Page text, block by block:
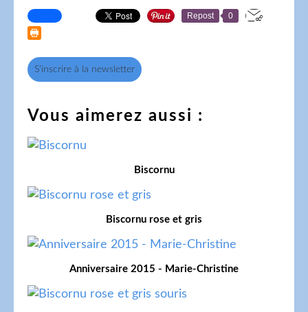
Repost 0
S'inscrire à la newsletter
Vous aimerez aussi :
Biscornu
Biscornu rose et gris
Anniversaire 2015 - Marie-Christine